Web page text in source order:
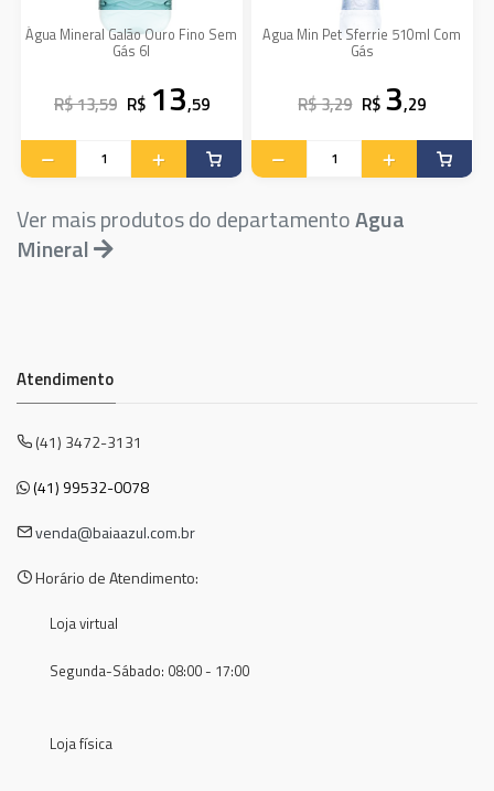
Água Mineral Galão Ouro Fino Sem
Gás 6l
R$ 13,59 R$ 13,59
Agua Min Pet Sferrie 510ml Com
Gás
R$ 3,29 R$ 3,29
Ver mais produtos do departamentoAgua
Mineral
Atendimento
(41) 3472-3131
(41) 99532-0078
venda@baiaazul.com.br
Horário de Atendimento:
Loja virtual
Segunda-Sábado: 08:00 - 17:00
Loja física